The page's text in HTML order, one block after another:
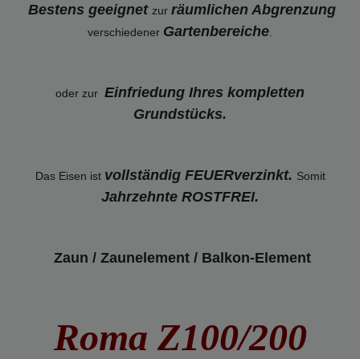
Bestens geeignet zur räumlichen Abgrenzung
verschiedener Gartenbereiche
oder zur Einfriedung Ihres kompletten
Grundstücks.
Das Eisen ist vollständig FEUERverzinkt. Somit
Jahrzehnte ROSTFREI.
Zaun / Zaunelement / Balkon-Element
Roma Z100/200